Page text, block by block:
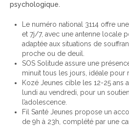
psychologique.
Le numéro national 3114 offre
et 7j/7, avec une antenne locale
adaptée aux situations de
proche ou de deuil.
SOS Solitude assure une
minuit tous les jours, idéale pour
Kozé Jeunes cible les 12-25 ans
lundi au vendredi, pour un
l’adolescence.
Fil Santé Jeunes propose un
de 9h à 23h, complété par une